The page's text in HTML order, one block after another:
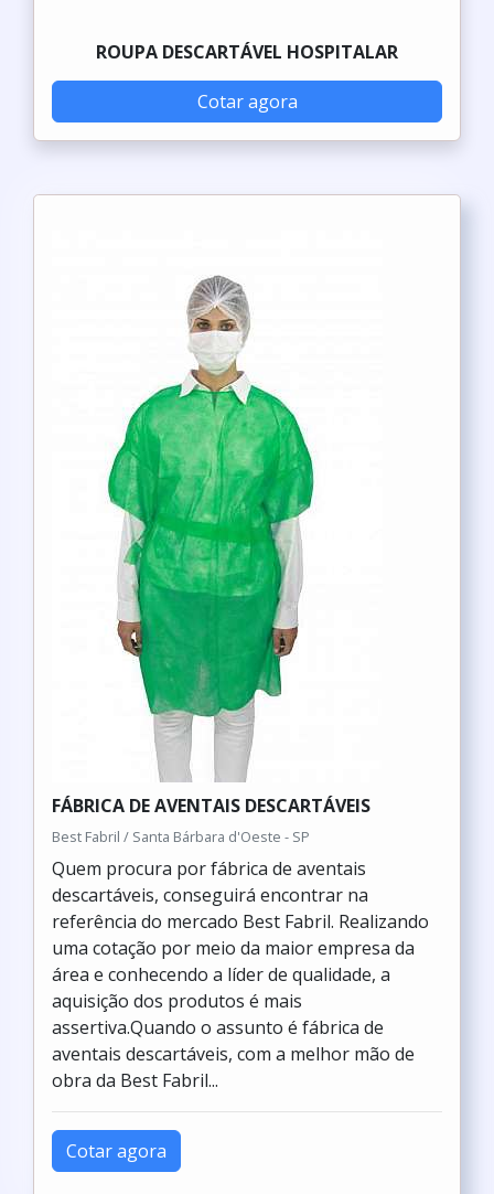
ROUPA DESCARTÁVEL HOSPITALAR
Cotar agora
FÁBRICA DE AVENTAIS DESCARTÁVEIS
Best Fabril / Santa Bárbara d'Oeste - SP
Quem procura por fábrica de aventais
descartáveis, conseguirá encontrar na
referência do mercado Best Fabril. Realizando
uma cotação por meio da maior empresa da
área e conhecendo a líder de qualidade, a
aquisição dos produtos é mais
assertiva.Quando o assunto é fábrica de
aventais descartáveis, com a melhor mão de
obra da Best Fabril...
Cotar agora